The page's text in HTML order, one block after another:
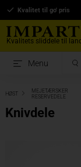
Kvalitet til go' pris
Kvalitets sliddele til
Menu
HØST
MEJETÆRSKER
RESERVEDELE
Knivdele